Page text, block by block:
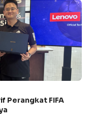
Perangkat FIFA